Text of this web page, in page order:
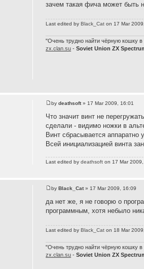
зачем такая фича может быть
Last edited byBlack_Cat on 17 Mar
"Очень трудно найти чёрную кошку
zx.clan.su -Soviet Union ZX
bydeathsoft» 17 Mar 2009, 16:01
Что значит винт не
сделали - видимо ножки в
Винт сбрасывается аппаратно
Всей инициализацией винта
Last edited bydeathsoft on 17 Mar
byBlack_Cat» 17 Mar 2009, 16:09
да нет же, я не говорю о
программным, хотя небыло
Last edited byBlack_Cat on 18 Mar
"Очень трудно найти чёрную кошку
zx.clan.su -Soviet Union ZX